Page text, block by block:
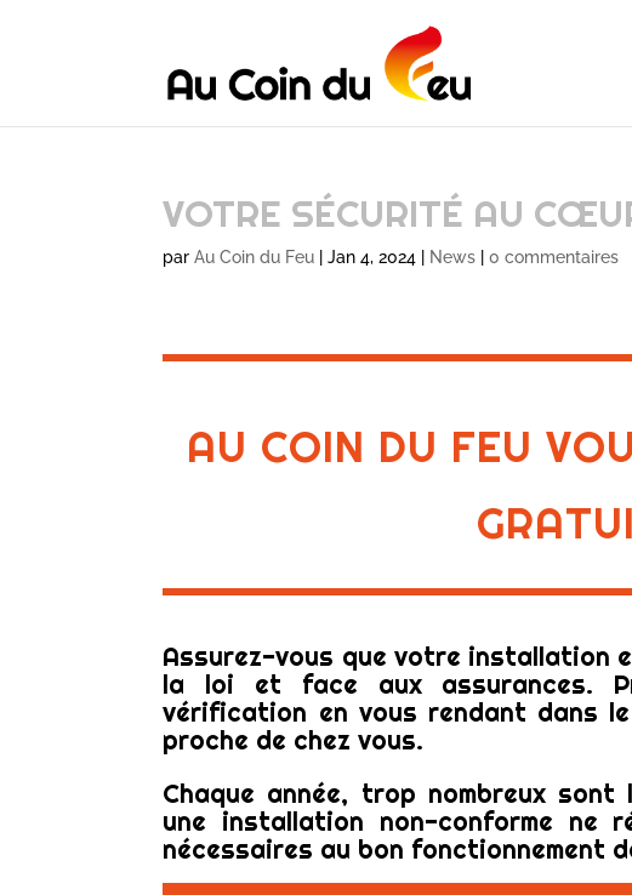
VOTRE SÉCURITÉ AU
parAu Coin du Feu |Jan 4, 2024 News |0 commentaires
AU COIN DU FEU
Assurez-vous que votre installation
la loi et face aux assurances.
vérification en vous rendant dans
proche de chez vous.
Chaque année, trop nombreux
une installation non-conforme ne
nécessaires au bon fonctionnement